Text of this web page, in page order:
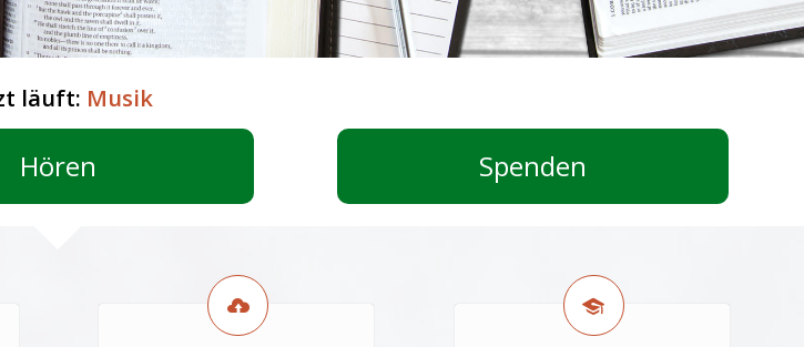
läuft: Musik
Hören Spenden